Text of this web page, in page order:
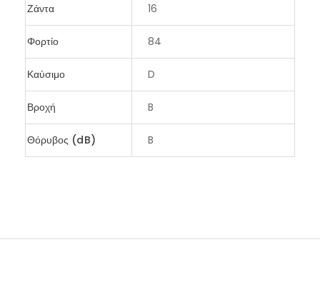
Ζάντα 16
Φορτίο 84
Καύσιμο D
Βροχή B
Θόρυβος (dB) B